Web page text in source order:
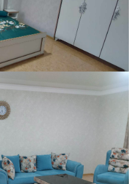
Май - Октябрь
90 Лари
130 Лари